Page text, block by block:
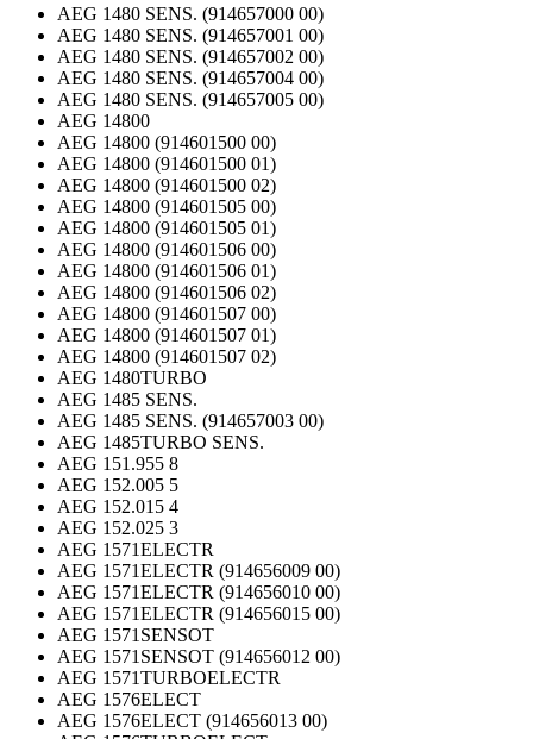
AEG 1480 SENS. (914657000 00)
AEG 1480 SENS. (914657001 00)
AEG 1480 SENS. (914657002 00)
AEG 1480 SENS. (914657004 00)
AEG 1480 SENS. (914657005 00)
AEG 14800
AEG 14800 (914601500 00)
AEG 14800 (914601500 01)
AEG 14800 (914601500 02)
AEG 14800 (914601505 00)
AEG 14800 (914601505 01)
AEG 14800 (914601506 00)
AEG 14800 (914601506 01)
AEG 14800 (914601506 02)
AEG 14800 (914601507 00)
AEG 14800 (914601507 01)
AEG 14800 (914601507 02)
AEG 1480TURBO
AEG 1485 SENS.
AEG 1485 SENS. (914657003 00)
AEG 1485TURBO SENS.
AEG 151.955 8
AEG 152.005 5
AEG 152.015 4
AEG 152.025 3
AEG 1571ELECTR
AEG 1571ELECTR (914656009 00)
AEG 1571ELECTR (914656010 00)
AEG 1571ELECTR (914656015 00)
AEG 1571SENSOT
AEG 1571SENSOT (914656012 00)
AEG 1571TURBOELECTR
AEG 1576ELECT
AEG 1576ELECT (914656013 00)